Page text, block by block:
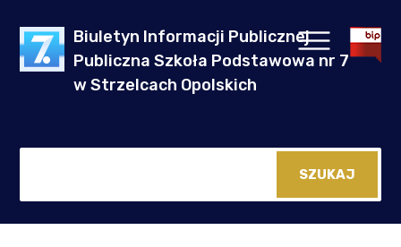
Biuletyn Informacji Publicznej
Publiczna Szkoła Podstawowa nr 7
w Strzelcach Opolskich